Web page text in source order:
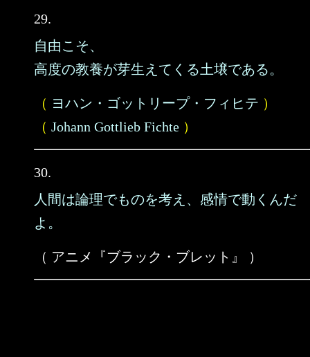
29.
自由こそ、
高度の教養が芽生えてくる土壌である。
（ ヨハン・ゴットリープ・フィヒテ ）
（ Johann Gottlieb Fichte ）
30.
人間は論理でものを考え、感情で動くんだ
よ。
（ アニメ『ブラック・ブレット』 ）